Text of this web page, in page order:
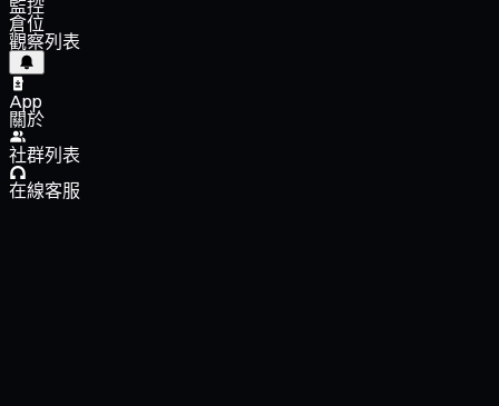
監控
倉位
觀察列表
App
關於
社群列表
在線客服